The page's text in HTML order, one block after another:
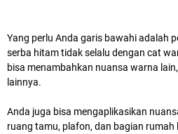
Yang perlu Anda garis bawahi adalah
serba hitam tidak selalu dengan cat
bisa menambahkan nuansa warna
lainnya.
Anda juga bisa mengaplikasikan
ruang tamu, plafon, dan bagian rumah